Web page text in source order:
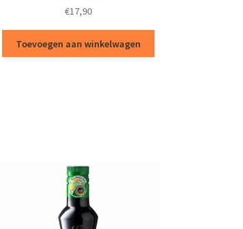
5.00 uit 5
€17,90
Toevoegen aan winkelwagen